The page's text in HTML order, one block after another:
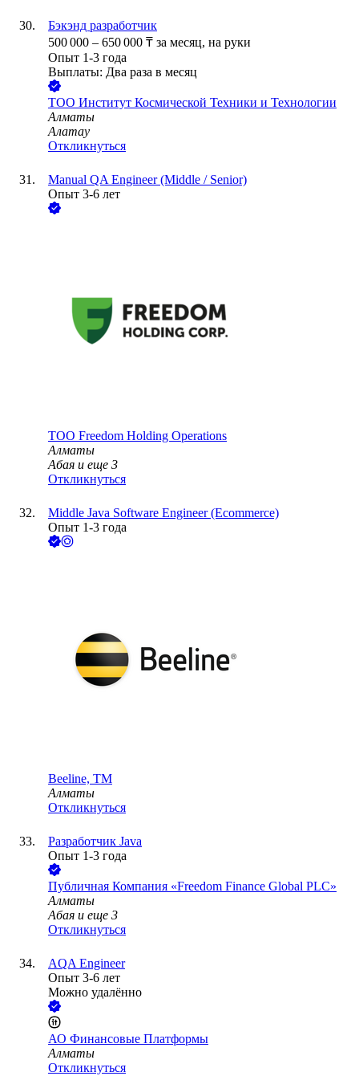
Бэкэнд разработчик
500 000 – 650 000 ₸ за месяц, на руки
Опыт 1-3 года
Выплаты: Два раза в месяц
ТОО Институт Космической Техники и Технологии
Алматы
Алатау
Откликнуться
Manual QA Engineer (Middle / Senior)
Опыт 3-6 лет
ТОО Freedom Holding Operations
Алматы
Абая и еще 3
Откликнуться
Middle Java Software Engineer (Ecommerce)
Опыт 1-3 года
Beeline, ТМ
Алматы
Откликнуться
Разработчик Java
Опыт 1-3 года
Публичная Компания «Freedom Finance Global PLC»
Алматы
Абая и еще 3
Откликнуться
AQA Engineer
Опыт 3-6 лет
Можно удалённо
АО Финансовые Платформы
Алматы
Откликнуться